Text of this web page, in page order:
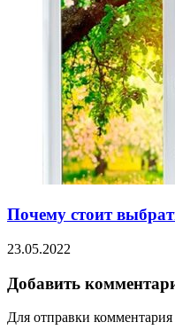
Почему стоит
23.05.2022
Добавить
Для отправки